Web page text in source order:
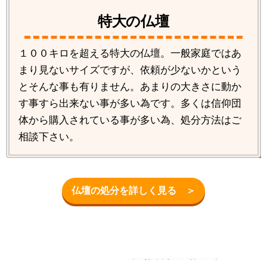
特大の仏壇
１００キロを超える特大の仏壇。一般家庭ではあ
まり見ないサイズですが、依頼が少ないかという
とそんな事も有りません。あまりの大きさに動か
す事すら出来ない事が多い為です。多くは信仰団
体から購入されている事が多い為、処分方法はご
相談下さい。
仏壇の処分を詳しく見る ＞